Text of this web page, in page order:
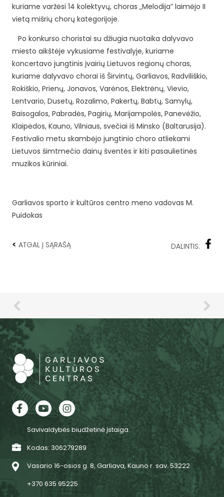
kuriame varžėsi 14 kolektyvų, choras „Melodija” laimėjo II
vietą mišrių chorų kategorijoje.
Po konkurso choristai su džiugia nuotaika dalyvavo
miesto aikštėje vykusiame festivalyje, kuriame
koncertavo jungtinis įvairių Lietuvos regionų choras,
kuriame dalyvavo chorai iš Širvintų, Garliavos, Radviliškio,
Rokiškio, Prienų, Jonavos, Varėnos, Elektrėnų, Vievio,
Lentvario, Dusetų, Rozalimo, Pakertų, Babtų, Samylų,
Baisogalos, Pabradės, Pagirių, Marijampolės, Panevėžio,
Klaipėdos, Kauno, Vilniaus, svečiai iš Minsko (Baltarusija).
Festivalio metu skambėjo jungtinio choro atliekami
Lietuvos šimtmečio dainų šventės ir kiti pasaulietinės
muzikos kūriniai.
Garliavos sporto ir kultūros centro meno vadovas M.
Puidokas
< ATGAL Į SĄRAŠĄ DALINTIS:
Savivaldybės biudžetinė įstaiga.
Kodas: 306279289
Vasario 16-osios g. 8, Garliava, Kauno r. sav. 53222
+370 635 95225